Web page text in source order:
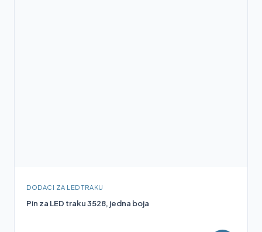
DODACI ZA LED TRAKU
Pin za LED traku 3528, jedna boja